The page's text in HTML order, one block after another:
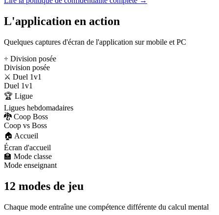
L'application en action
Quelques captures d'écran de l'application sur mobile et PC
÷ Division posée
Division posée
⚔️ Duel 1v1
Duel 1v1
🏆 Ligue
Ligues hebdomadaires
🐉 Coop Boss
Coop vs Boss
🏠 Accueil
Écran d'accueil
🏫 Mode classe
Mode enseignant
12 modes de jeu
Chaque mode entraîne une compétence différente du calcul mental